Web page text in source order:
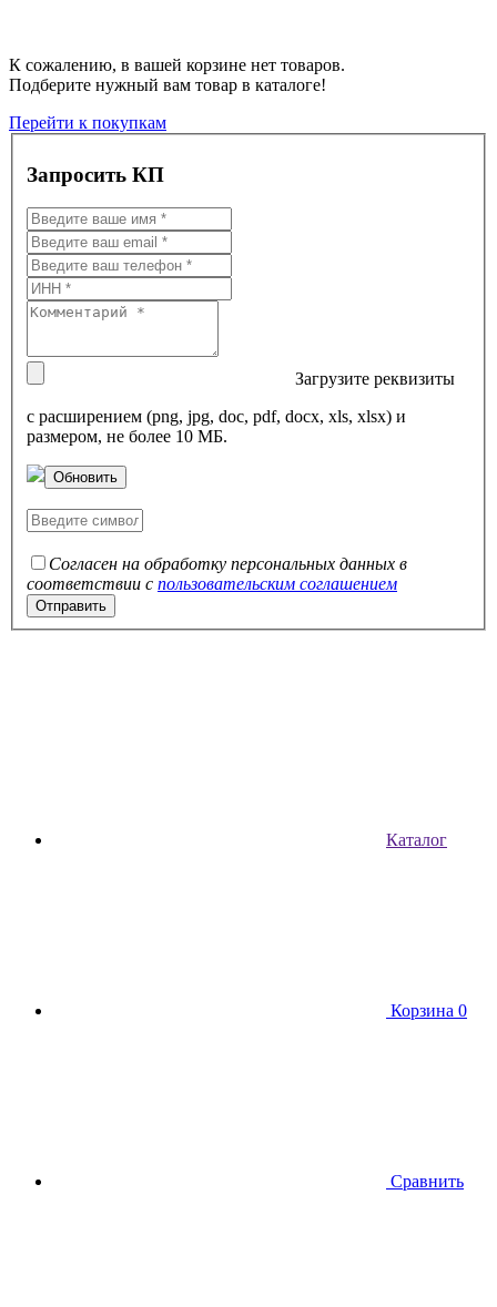
К сожалению, в вашей корзине нет товаров.
Подберите нужный вам товар в каталоге!
Перейти к покупкам
Запросить КП
Загрузите реквизиты
с расширением (png, jpg, doc, pdf, docx, xls, xlsx) и
размером, не более 10 МБ.
Обновить
Согласен на обработку персональных данных в
соответствии с пользовательским соглашением
Каталог
Корзина 0
Сравнить